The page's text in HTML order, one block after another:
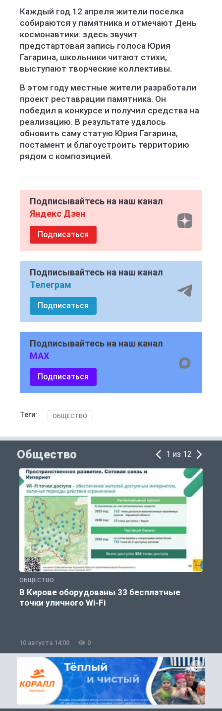
Каждый год 12 апреля жители поселка
собираются у памятника и отмечают День
космонавтики: здесь звучит
предстартовая запись голоса Юрия
Гагарина, школьники читают стихи,
выступают творческие коллективы.
В этом году местные жители разработали
проект реставрации памятника. Он
победил в конкурсе и получил средства на
реализацию. В результате удалось
обновить саму статую Юрия Гагарина,
постамент и благоустроить территорию
рядом с композицией.
Подписывайтесь на наш канал
Яндекс Дзен
Подписаться
Подписывайтесь на наш канал
Телеграм
Подписаться
Подписывайтесь на наш канал
MAX
Подписаться
Теги: ОБЩЕСТВО
Общество 1 из 12
ОБЩЕСТВО
В Кирове оборудованы 33 бесплатные
точки уличного Wi-Fi
10 августа 14:00 0